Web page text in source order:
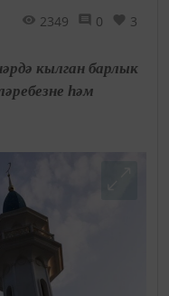
2349 0 3
кылган барлык
һәм